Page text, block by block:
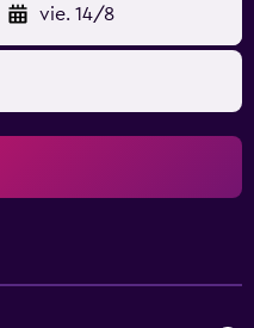
vie. 14/8